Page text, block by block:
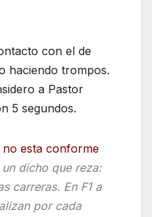
con el de
haciendo trompos.
a Pastor
5 segundos.
no esta conforme
un dicho que reza:
carreras. En F1 a
por cada